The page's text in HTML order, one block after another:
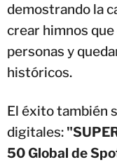
demostrando la
crear himnos
personas y
históricos.
El éxito también
digitales:
50 Global de